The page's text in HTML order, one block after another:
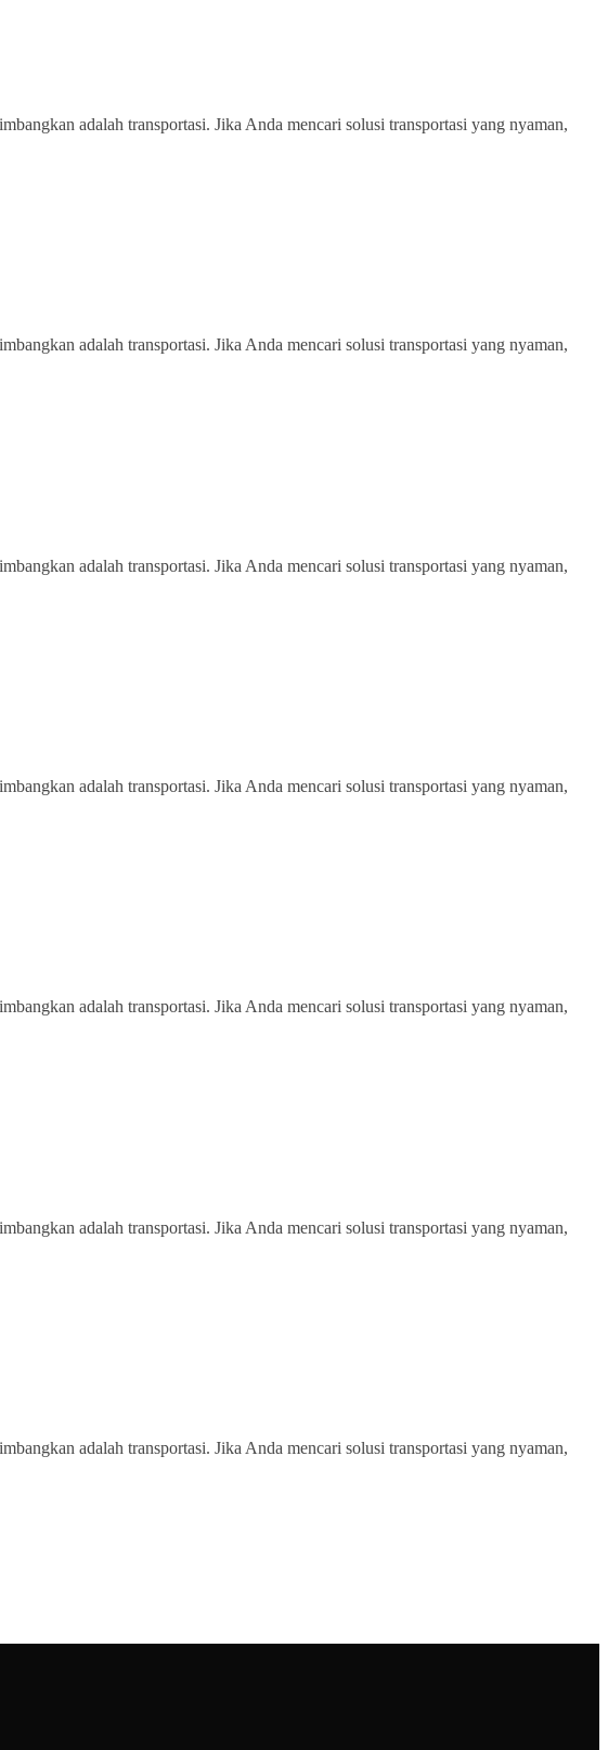
adalah transportasi. Jika Anda mencari solusi transportasi yang nyaman,
adalah transportasi. Jika Anda mencari solusi transportasi yang nyaman,
adalah transportasi. Jika Anda mencari solusi transportasi yang nyaman,
adalah transportasi. Jika Anda mencari solusi transportasi yang nyaman,
adalah transportasi. Jika Anda mencari solusi transportasi yang nyaman,
adalah transportasi. Jika Anda mencari solusi transportasi yang nyaman,
adalah transportasi. Jika Anda mencari solusi transportasi yang nyaman,